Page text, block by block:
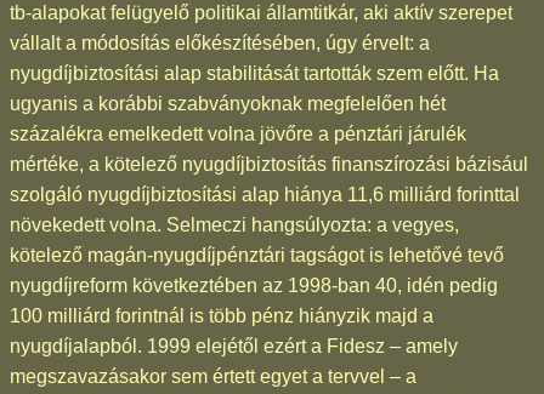
tb-alapokat felügyelő politikai államtitkár, aki aktív szerepet
vállalt a módosítás előkészítésében, úgy érvelt: a
nyugdíjbiztosítási alap stabilitását tartották szem előtt. Ha
ugyanis a korábbi szabványoknak megfelelően hét
százalékra emelkedett volna jövőre a pénztári járulék
mértéke, a kötelező nyugdíjbiztosítás finanszírozási bázisául
szolgáló nyugdíjbiztosítási alap hiánya 11,6 milliárd forinttal
növekedett volna. Selmeczi hangsúlyozta: a vegyes,
kötelező magán-nyugdíjpénztári tagságot is lehetővé tevő
nyugdíjreform következtében az 1998-ban 40, idén pedig
100 milliárd forintnál is több pénz hiányzik majd a
nyugdíjalapból. 1999 elejétől ezért a Fidesz – amely
megszavazásakor sem értett egyet a tervvel – a